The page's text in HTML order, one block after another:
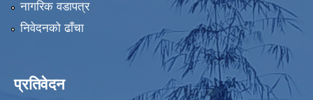
नागरिक वडापत्र
निवेदनको ढाँचा
प्रतिवेदन